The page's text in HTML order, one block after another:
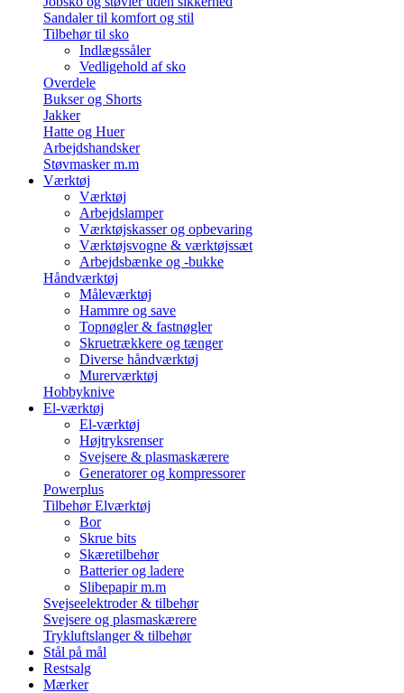
Sandaler til komfort og stil
Tilbehør til sko
Indlægssåler
Vedligehold af sko
Overdele
Bukser og Shorts
Jakker
Hatte og Huer
Arbejdshandsker
Støvmasker m.m
Værktøj
Værktøj
Arbejdslamper
Værktøjskasser og opbevaring
Værktøjsvogne & værktøjssæt
Arbejdsbænke og -bukke
Håndværktøj
Måleværktøj
Hammre og save
Topnøgler & fastnøgler
Skruetrækkere og tænger
Diverse håndværktøj
Murerværktøj
Hobbyknive
El-værktøj
El-værktøj
Højtryksrenser
Svejsere & plasmaskærere
Generatorer og kompressorer
Powerplus
Tilbehør Elværktøj
Bor
Skrue bits
Skæretilbehør
Batterier og ladere
Slibepapir m.m
Svejseelektroder & tilbehør
Svejsere og plasmaskærere
Trykluftslanger & tilbehør
Stål på mål
Restsalg
Mærker